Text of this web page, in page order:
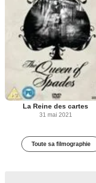
La Reine des cartes
31 mai 2021
Toute sa filmographie